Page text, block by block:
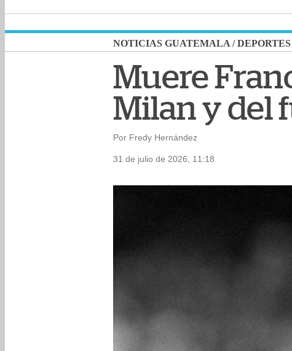
NOTICIAS GUATEMALA /DEPORTES
Muere
Milan y del
Por Fredy Hernández
31 de julio de 2026, 11:18